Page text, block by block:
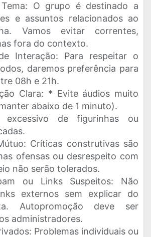
O grupo é destinado a
e assuntos relacionados ao
Vamos evitar correntes,
fora do contexto.
Interação: Para respeitar o
daremos preferência para
08h e 21h.
Clara: * Evite áudios muito
abaixo de 1 minuto).
de figurinhas ou
Críticas construtivas são
ofensas ou desrespeito com
não serão tolerados.
ou Links Suspeitos: Não
externos sem explicar do
Autopromoção deve ser
administradores.
Problemas individuais ou